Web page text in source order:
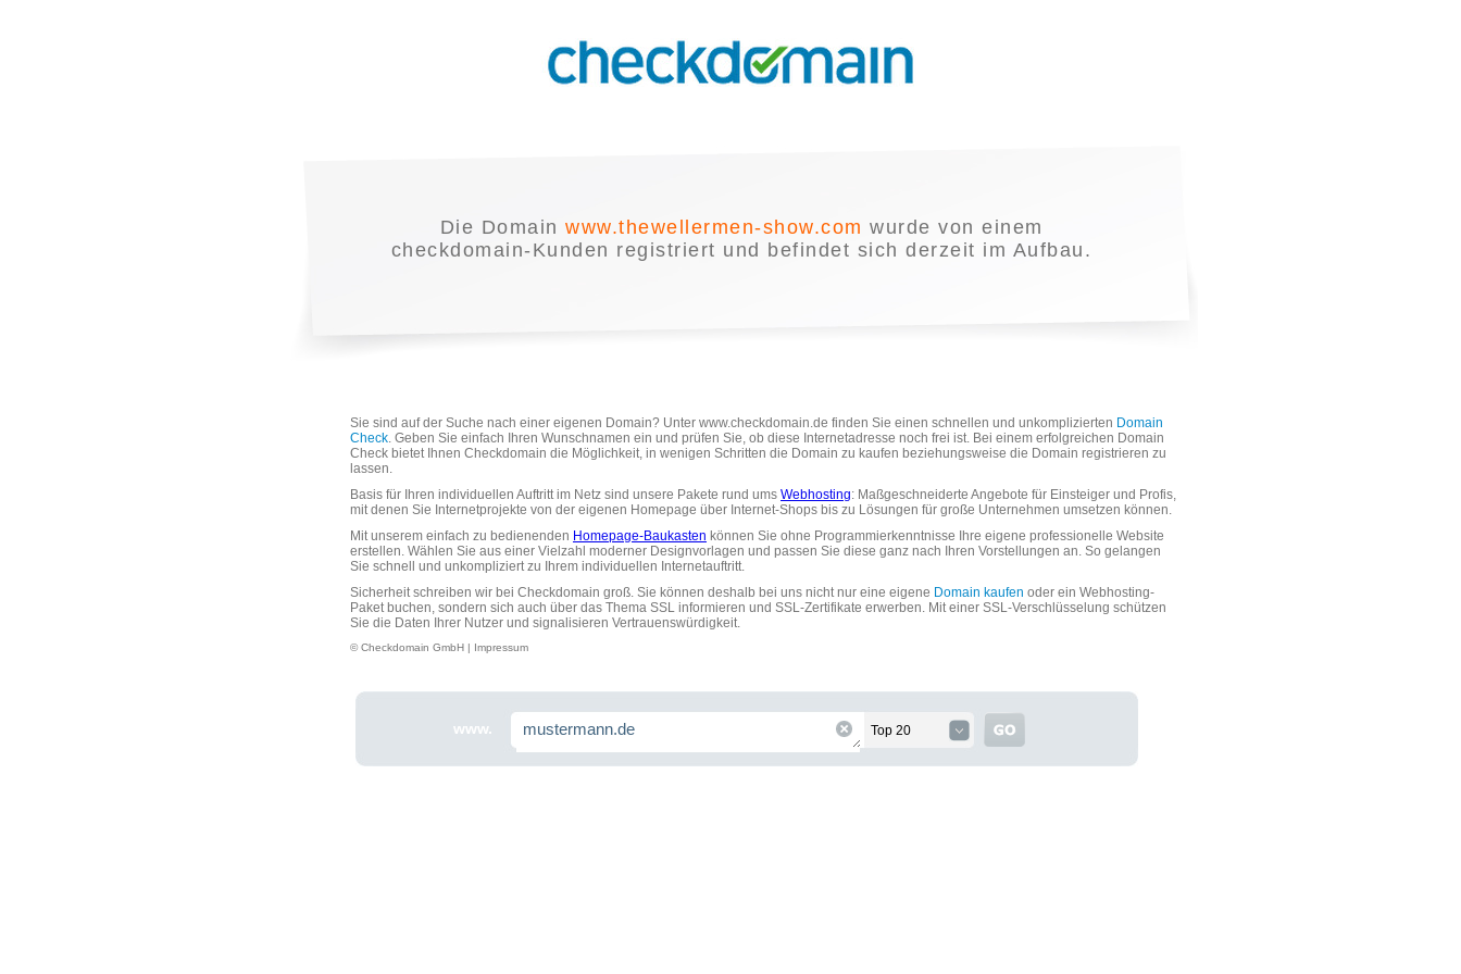
Die Domain www.thewellermen-show.com wurde von einem
checkdomain-Kunden registriert und befindet sich derzeit im Aufbau.
Sie sind auf der Suche nach einer eigenen Domain? Unter www.checkdomain.de finden Sie einen schnellen und unkomplizierten Domain
Check. Geben Sie einfach Ihren Wunschnamen ein und prüfen Sie, ob diese Internetadresse noch frei ist. Bei einem erfolgreichen Domain
Check bietet Ihnen Checkdomain die Möglichkeit, in wenigen Schritten die Domain zu kaufen beziehungsweise die Domain registrieren zu
lassen.
Basis für Ihren individuellen Auftritt im Netz sind unsere Pakete rund ums Webhosting: Maßgeschneiderte Angebote für Einsteiger und Profis,
mit denen Sie Internetprojekte von der eigenen Homepage über Internet-Shops bis zu Lösungen für große Unternehmen umsetzen können.
Mit unserem einfach zu bedienenden Homepage-Baukasten können Sie ohne Programmierkenntnisse Ihre eigene professionelle Website
erstellen. Wählen Sie aus einer Vielzahl moderner Designvorlagen und passen Sie diese ganz nach Ihren Vorstellungen an. So gelangen
Sie schnell und unkompliziert zu Ihrem individuellen Internetauftritt.
Sicherheit schreiben wir bei Checkdomain groß. Sie können deshalb bei uns nicht nur eine eigene Domain kaufen oder ein Webhosting-
Paket buchen, sondern sich auch über das Thema SSL informieren und SSL-Zertifikate erwerben. Mit einer SSL-Verschlüsselung schützen
Sie die Daten Ihrer Nutzer und signalisieren Vertrauenswürdigkeit.
© Checkdomain GmbH | Impressum
www. Top 20